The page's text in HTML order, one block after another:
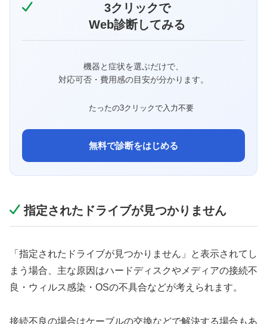
3クリックで
Web診断してみる
機器と症状を選ぶだけで、
対応可否・費用感の目安が分かります。
たったの3クリックで入力不要
無料で診断をはじめる
指定されたドライブが見つかりません
「指定されたドライブが見つかりません」と表示されてし
まう場合、主な原因はハードディスクやメディアの接続不
良・ウィルス感染・OSの不具合などが考えられます。
接続不良の場合はケーブルの交換などで解決する場合もあ